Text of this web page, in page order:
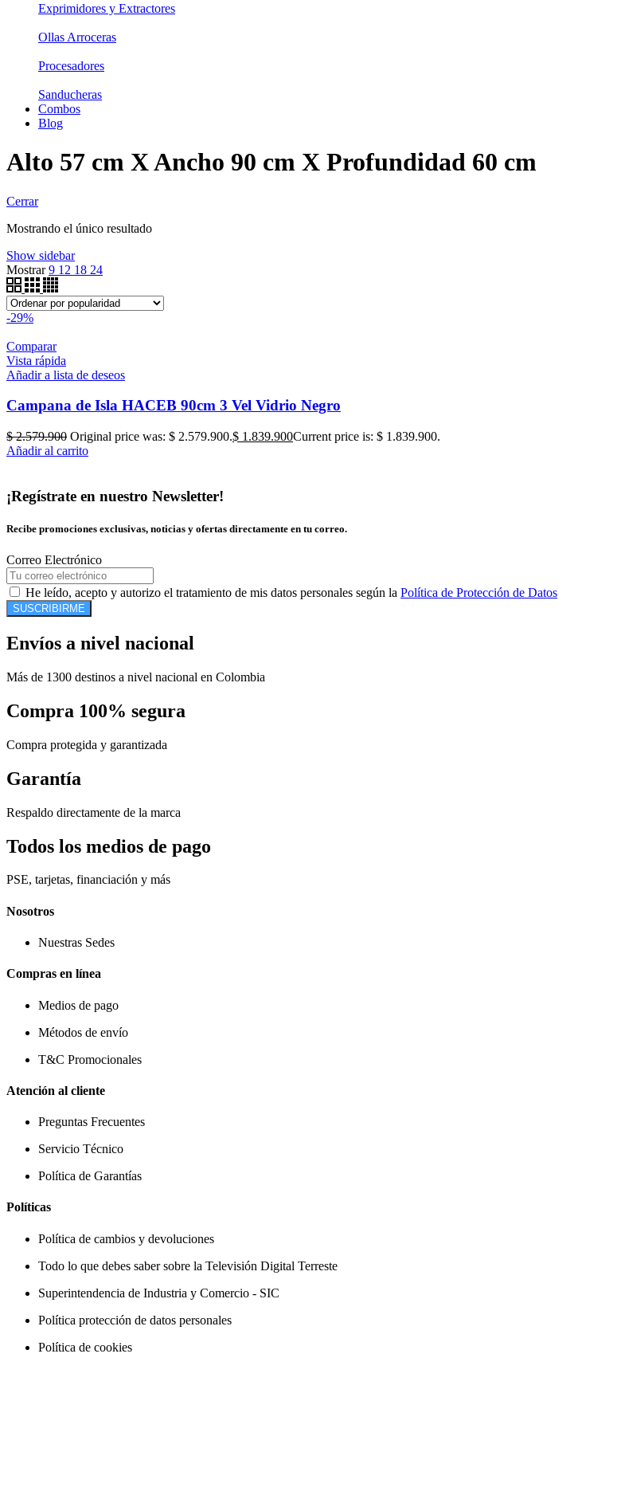
Exprimidores y Extractores
Ollas Arroceras
Procesadores
Sanducheras
Combos
Blog
Alto 57 cm X Ancho 90 cm X Profundidad 60 cm
Cerrar
Mostrando el único resultado
Show sidebar
Mostrar9 12 18 24
-29%
Comparar
Vista rápida
Añadir a lista de deseos
Campana de Isla HACEB 90cm 3 Vel Vidrio Negro
$2.579.900 Original price was: $ 2.579.900.$ 1.839.900Current price is: $ 1.839.900.
Añadir al carrito
¡Regístrate en nuestro Newsletter!
Recibe promociones exclusivas, noticias y ofertas directamente en tu correo.
Correo Electrónico
He leído, acepto y autorizo el tratamiento de mis datos personales según la Política de Protección de Datos
SUSCRIBIRME
Envíos a nivel nacional
Más de 1300 destinos a nivel nacional en Colombia
Compra 100% segura
Compra protegida y garantizada
Garantía
Respaldo directamente de la marca
Todos los medios de pago
PSE, tarjetas, financiación y más
Nosotros
Nuestras Sedes
Compras en línea
Medios de pago
Métodos de envío
T&C Promocionales
Atención al cliente
Preguntas Frecuentes
Servicio Técnico
Política de Garantías
Políticas
Política de cambios y devoluciones
Todo lo que debes saber sobre la Televisión Digital Terreste
Superintendencia de Industria y Comercio - SIC
Política protección de datos personales
Política de cookies